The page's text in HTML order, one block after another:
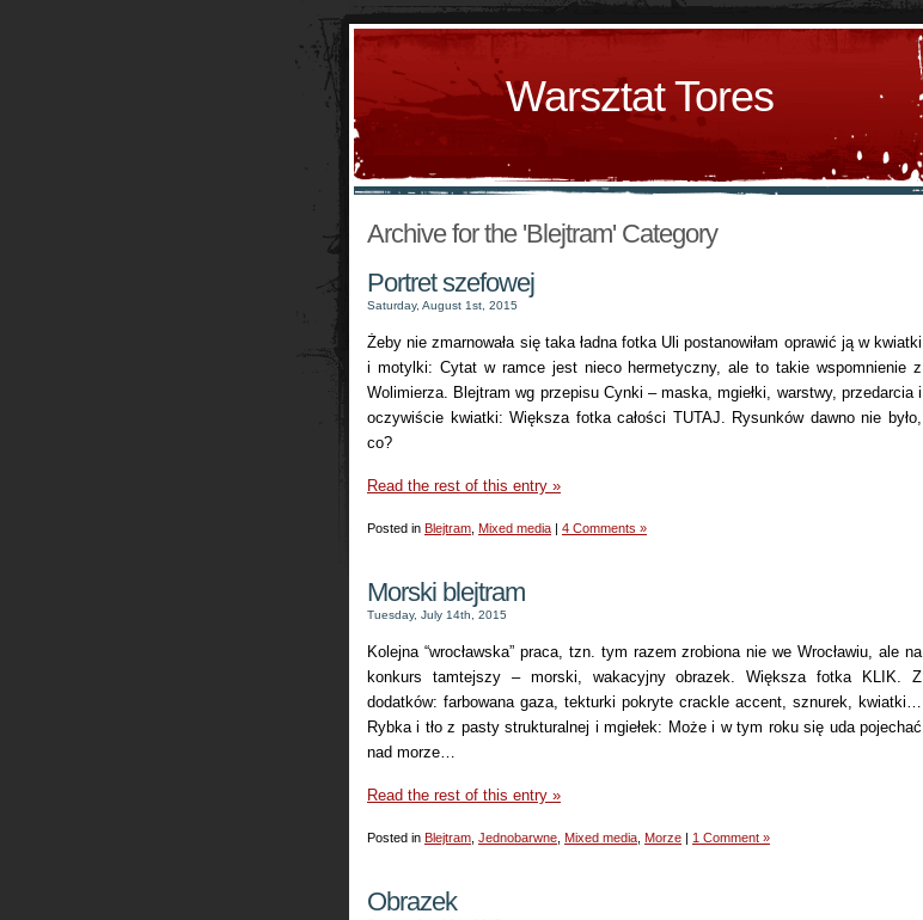
Warsztat Tores
Archive for the 'Blejtram' Category
Portret szefowej
Saturday, August 1st, 2015
Żeby nie zmarnowała się taka ładna fotka Uli postanowiłam oprawić ją w kwiatki
i motylki: Cytat w ramce jest nieco hermetyczny, ale to takie wspomnienie z
Wolimierza. Blejtram wg przepisu Cynki – maska, mgiełki, warstwy, przedarcia i
oczywiście kwiatki: Większa fotka całości TUTAJ. Rysunków dawno nie było,
co?
Read the rest of this entry »
Posted in Blejtram Mixed media | 4 Comments »
Morski blejtram
Tuesday, July 14th, 2015
Kolejna “wrocławska” praca, tzn. tym razem zrobiona nie we Wrocławiu, ale na
konkurs tamtejszy – morski, wakacyjny obrazek. Większa fotka KLIK. Z
dodatków: farbowana gaza, tekturki pokryte crackle accent, sznurek, kwiatki…
Rybka i tło z pasty strukturalnej i mgiełek: Może i w tym roku się uda pojechać
nad morze…
Read the rest of this entry »
Posted in Blejtram Jednobarwne Mixed media Morze | 1 Comment »
Obrazek